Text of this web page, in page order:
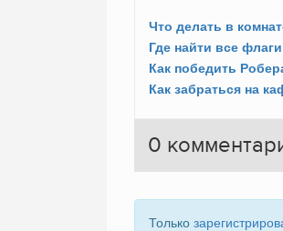
Где найти все
Как победить
0
Только